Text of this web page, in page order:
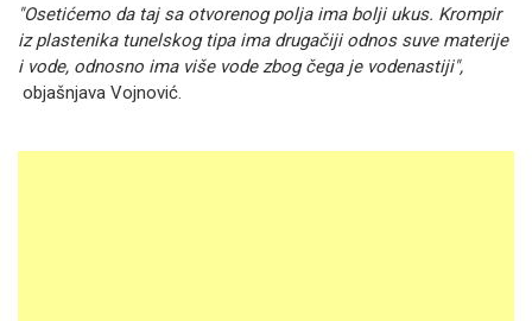
"Osetićemo da taj sa otvorenog polja ima bolji ukus. Krompir
iz plastenika tunelskog tipa ima drugačiji odnos suve materije
i vode, odnosno ima više vode zbog čega je vodenastiji",
objašnjava Vojnović.